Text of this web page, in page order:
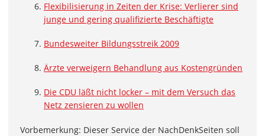
Flexibilisierung in Zeiten der Krise: Verlierer sind
junge und gering qualifizierte Beschäftigte
Bundesweiter Bildungsstreik 2009
Ärzte verweigern Behandlung aus Kostengründen
Die CDU läßt nicht locker – mit dem Versuch das
Netz zensieren zu wollen
Vorbemerkung: Dieser Service der NachDenkSeiten soll